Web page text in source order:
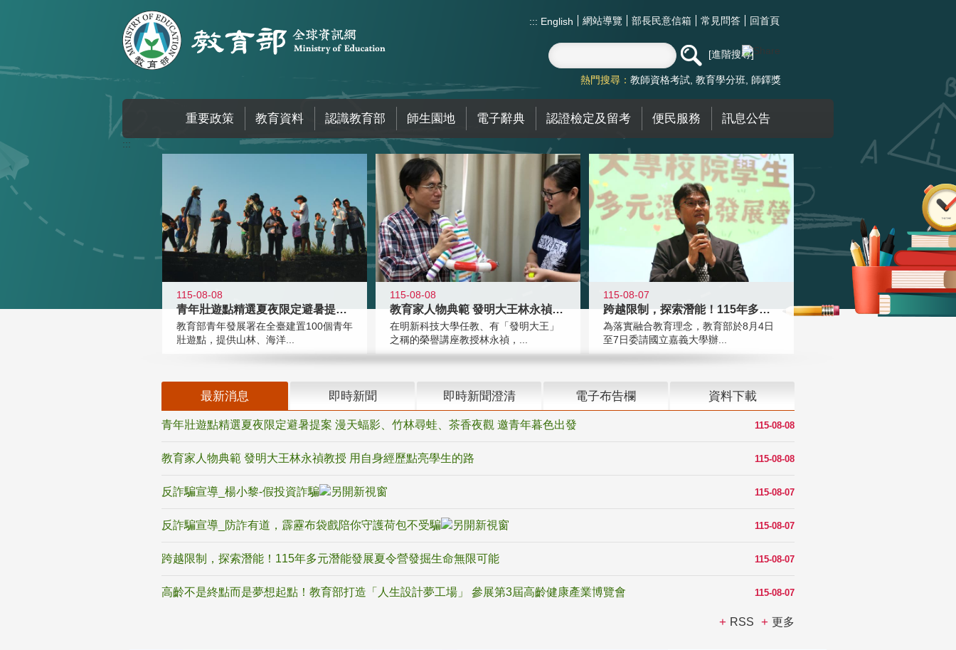
::: English 網站導覽 部長民意信箱 常見問答 回首頁
進階搜尋
熱門搜尋： 教師資格考試 教育學分班 師鐸獎
重要政策 教育資料 認識教育部 師生園地 電子辭典 認證檢定及留考 便民服務 訊息公告
:::
115-08-08
青年壯遊點精選夏夜限定避暑提案 漫
教育部青年發展署在全臺建置100個青年
壯遊點，提供山林、海洋...
115-08-08
教育家人物典範 發明大王林永禎教授
在明新科技大學任教、有「發明大王」
之稱的榮譽講座教授林永禎，...
115-08-07
跨越限制，探索潛能！115年多元潛
為落實融合教育理念，教育部於8月4日
至7日委請國立嘉義大學辦...
最新消息 即時新聞 即時新聞澄清 電子布告欄 資料下載
115-08-08
青年壯遊點精選夏夜限定避暑提案 漫天蝠影、竹林尋蛙、茶香夜觀 邀青年暮色出發
115-08-08
教育家人物典範 發明大王林永禎教授 用自身經歷點亮學生的路
115-08-07
反詐騙宣導_楊小黎-假投資詐騙
115-08-07
反詐騙宣導_防詐有道，霹靂布袋戲陪你守護荷包不受騙
115-08-07
跨越限制，探索潛能！115年多元潛能發展夏令營發掘生命無限可能
115-08-07
高齡不是終點而是夢想起點！教育部打造「人生設計夢工場」 參展第3屆高齡健康產業博覽會
RSS 更多